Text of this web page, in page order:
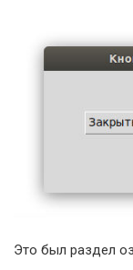
Это был раздел